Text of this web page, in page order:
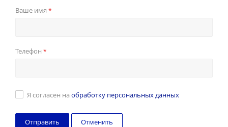
Ваше имя *
Телефон *
Я согласен на обработку персональных данных
Отменить